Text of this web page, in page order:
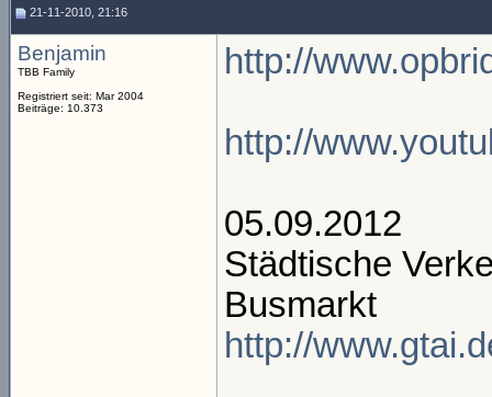
21-11-2010, 21:16
Benjamin
TBB Family
Registriert seit: Mar 2004
Beiträge: 10.373
http://
http://
05.09.2012
Städtische
Busmarkt
http://